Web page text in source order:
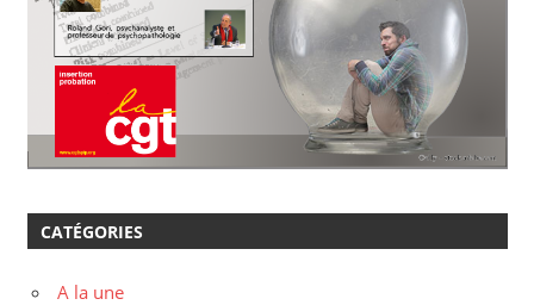
CATÉGORIES
A la une